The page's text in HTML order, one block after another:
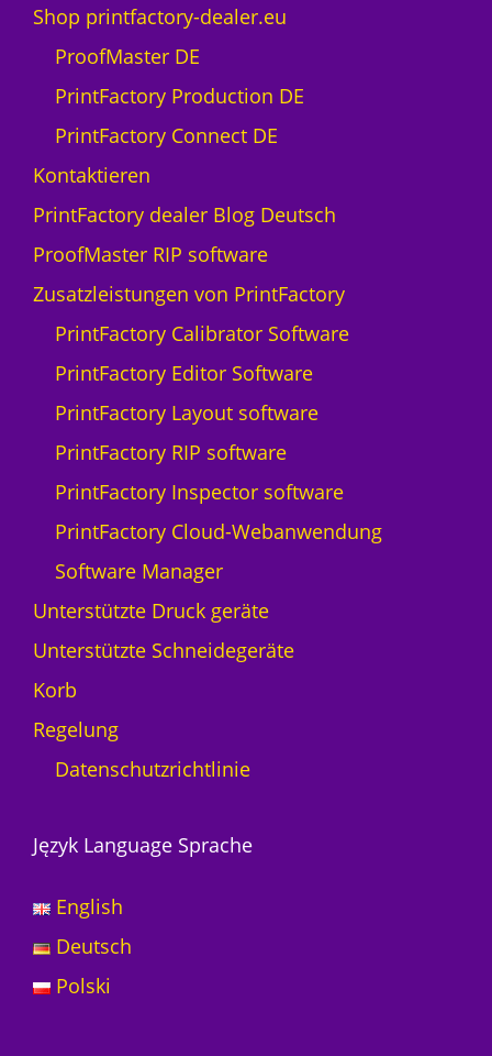
Shop printfactory-dealer.eu
ProofMaster DE
PrintFactory Production DE
PrintFactory Connect DE
Kontaktieren
PrintFactory dealer Blog Deutsch
ProofMaster RIP software
Zusatzleistungen von PrintFactory
PrintFactory Calibrator Software
PrintFactory Editor Software
PrintFactory Layout software
PrintFactory RIP software
PrintFactory Inspector software
PrintFactory Cloud-Webanwendung
Software Manager
Unterstützte Druck geräte
Unterstützte Schneidegeräte
Korb
Regelung
Datenschutzrichtlinie
Język Language Sprache
English
Deutsch
Polski